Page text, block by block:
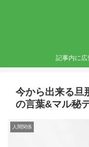
記事内に広
今から出来る旦
の言葉&マル秘
人間関係